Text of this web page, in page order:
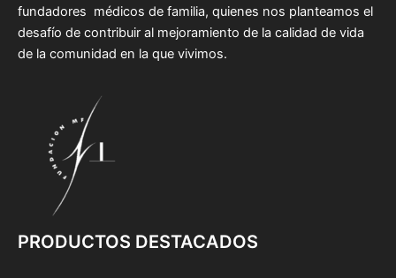
fundadores médicos de familia, quienes nos planteamos el
desafío de contribuir al mejoramiento de la calidad de vida
de la comunidad en la que vivimos.
PRODUCTOS DESTACADOS